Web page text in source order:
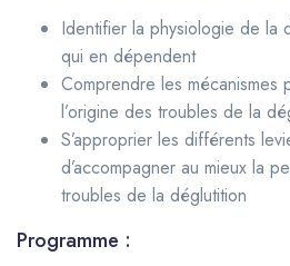
Identifier la physiologie de la
qui en dépendent
Comprendre les mécanismes
l’origine des troubles de la
S’approprier les différents
d’accompagner au mieux la
troubles de la déglutition
Programme :